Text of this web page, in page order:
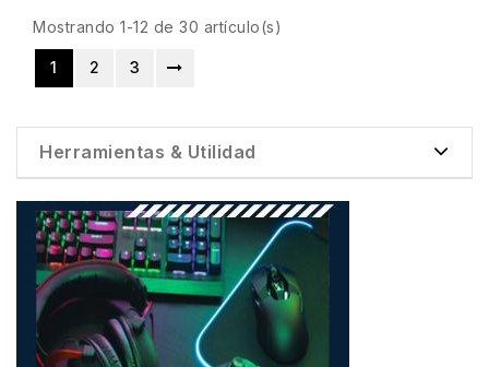
Mostrando 1-12 de 30 artículo(s)
1 2 3
Herramientas & Utilidad